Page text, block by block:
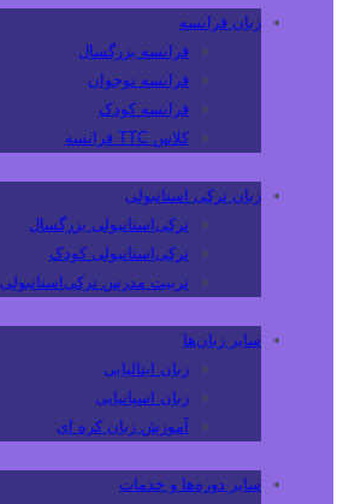
زبان فرانسه
فرانسه بزرگسال
فرانسه نوجوان
فرانسه کودک
کلاس TTC فرانسه
زبان ترکی استانبولی
ترکی‌استانبولی بزرگسال
ترکی‌استانبولی کودک
تربیت مدرس ترکی‌استانبولی
سایر زبان‌ها
زبان ایتالیایی
زبان اسپانیایی
آموزش زبان کره ای
سایر دوره‌ها و خدمات